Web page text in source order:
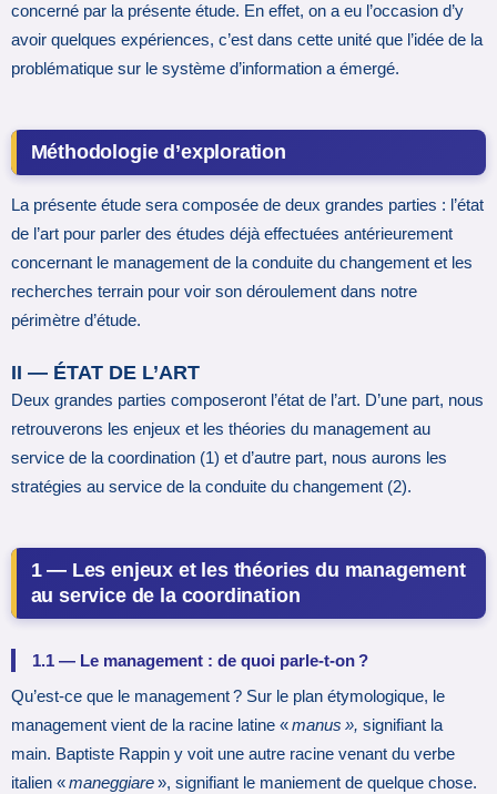
concerné par la présente étude. En effet, on a eu l’occasion d’y
avoir quelques expériences, c’est dans cette unité que l’idée de la
problématique sur le système d’information a émergé.
Méthodologie d’exploration
La présente étude sera composée de deux grandes parties : l’état
de l’art pour parler des études déjà effectuées antérieurement
concernant le management de la conduite du changement et les
recherches terrain pour voir son déroulement dans notre
périmètre d’étude.
II — ÉTAT DE L’ART
Deux grandes parties composeront l’état de l’art. D’une part, nous
retrouverons les enjeux et les théories du management au
service de la coordination (1) et d’autre part, nous aurons les
stratégies au service de la conduite du changement (2).
1 — Les enjeux et les théories du management
au service de la coordination
1.1 — Le management : de quoi parle-t-on?
Qu’est-ce que le management ? Sur le plan étymologique, le
management vient de la racine latine «manus », signifiant la
main. Baptiste Rappin y voit une autre racine venant du verbe
italien «maneggiare», signifiant le maniement de quelque chose.